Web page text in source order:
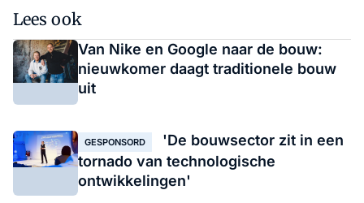
Lees ook
Van Nike en Google naar de bouw:
nieuwkomer daagt traditionele bouw
uit
GESPONSORD
'De bouwsector zit in een
tornado van technologische
ontwikkelingen'